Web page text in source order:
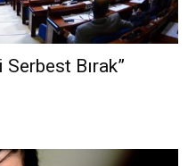
Bırak”